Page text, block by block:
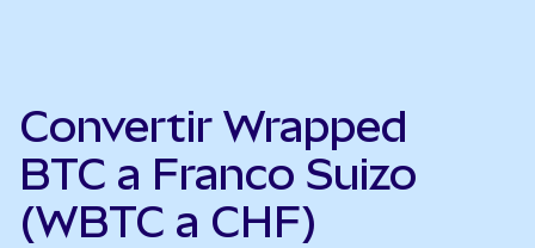
Convertir Wrapped
BTC a Franco Suizo
(WBTC a CHF)